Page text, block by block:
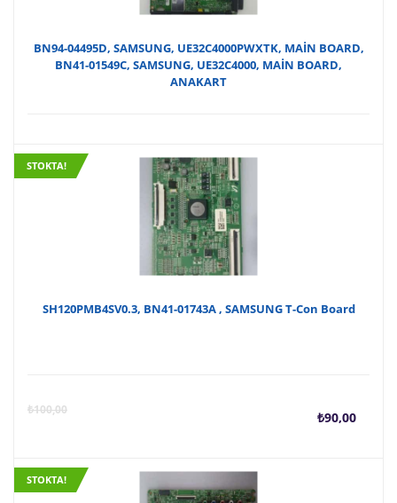
BN94-04495D, SAMSUNG, UE32C4000PWXTK, MAİN BOARD,
BN41-01549C, SAMSUNG, UE32C4000, MAİN BOARD,
ANAKART
STOKTA!
SH120PMB4SV0.3, BN41-01743A , SAMSUNG T-Con Board
₺100,00 ₺90,00
Şu
STOKTA!